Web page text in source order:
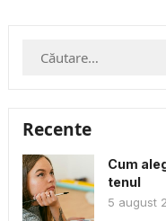
Caută
Recente
Cum
tenul
5 august